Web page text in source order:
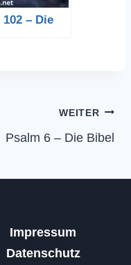
– Die
WEITER
Psalm 6 – Die Bibel
Impressum
Datenschutz